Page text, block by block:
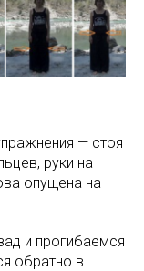
— стоя
руки на
опущена на
и прогибаемся
обратно в